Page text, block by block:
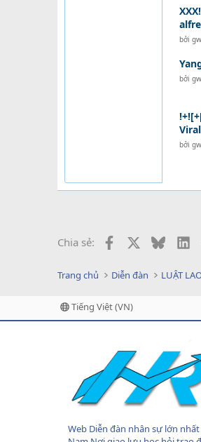
bởi
bởi
bởi
Chia sẻ: Facebook
Trang chủ Diễn đàn LUẬT
Tiếng Việt (VN)
Web Diễn đàn nhân sự lớn